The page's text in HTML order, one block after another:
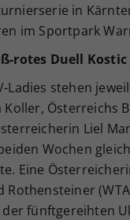
in
im Sportpark
rotes Duell
Ladies stehen
Koller, Österreichs
Liel
Wochen
Eine
Rothensteiner
fünftgereihten